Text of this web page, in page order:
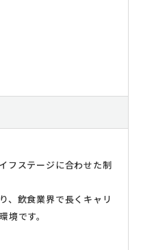
フステージに合わせた制
、飲食業界で長くキャリ
境です。